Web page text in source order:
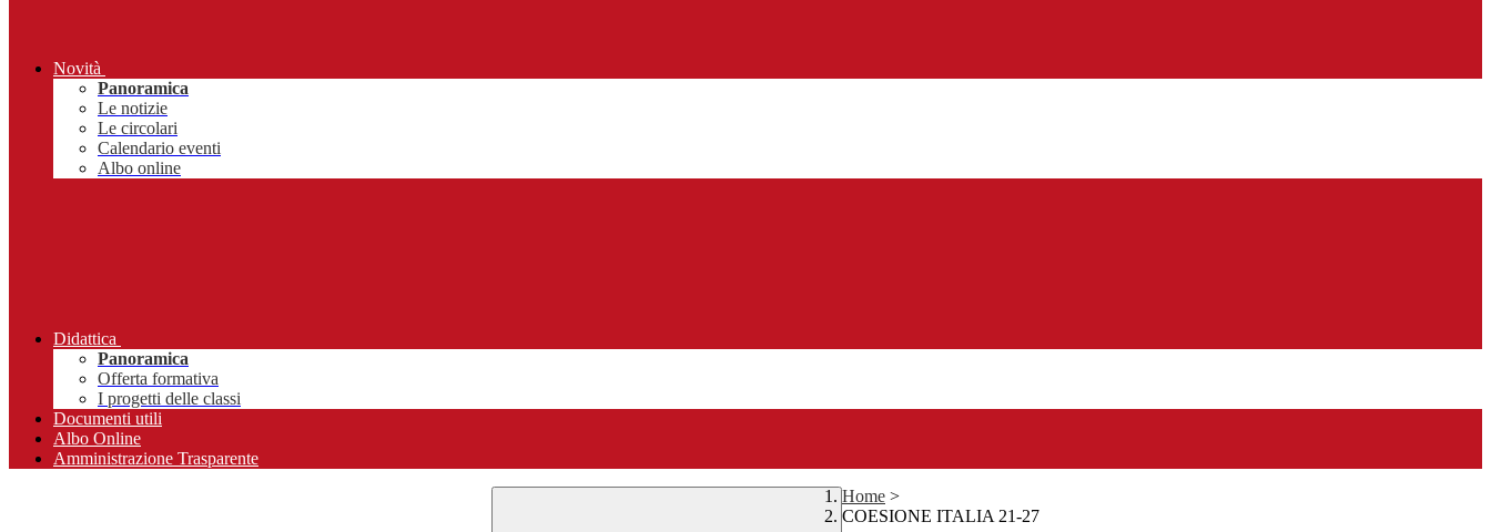
Novità
Panoramica
Le notizie
Le circolari
Calendario eventi
Albo online
Didattica
Panoramica
Offerta formativa
I progetti delle classi
Documenti utili
Albo Online
Amministrazione Trasparente
Home >
COESIONE ITALIA 21-27